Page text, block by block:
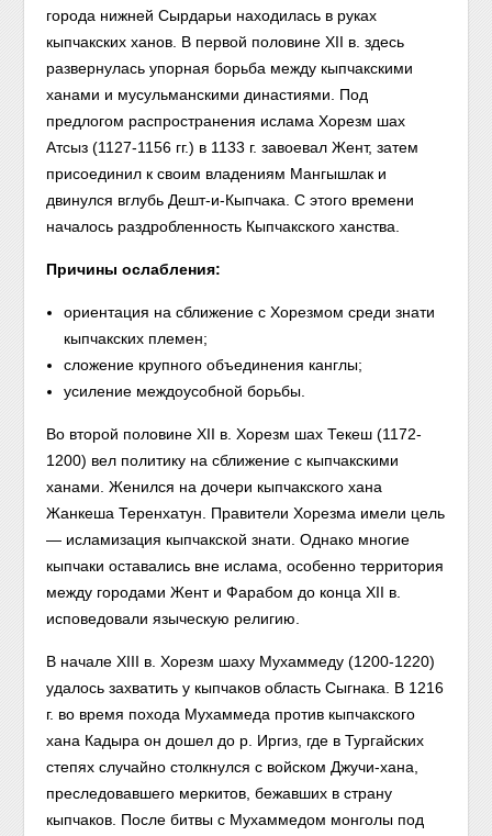
города нижней Сырдарьи находилась в руках
кыпчакских ханов. В первой половине XII в. здесь
развернулась упорная борьба между кыпчакскими
ханами и мусульманскими династиями. Под
предлогом распространения ислама Хорезм шах
Атсыз (1127-1156 гг.) в 1133 г. завоевал Жент, затем
присоединил к своим владениям Мангышлак и
двинулся вглубь Дешт-и-Кыпчака. С этого времени
началось раздробленность Кыпчакского ханства.
Причины ослабления:
ориентация на сближение с Хорезмом среди знати
кыпчакских племен;
сложение крупного объединения канглы;
усиление междоусобной борьбы.
Во второй половине XII в. Хорезм шах Текеш (1172-
1200) вел политику на сближение с кыпчакскими
ханами. Женился на дочери кыпчакского хана
Жанкеша Теренхатун. Правители Хорезма имели цель
— исламизация кыпчакской знати. Однако многие
кыпчаки оставались вне ислама, особенно территория
между городами Жент и Фарабом до конца XII в.
исповедовали языческую религию.
В начале XIII в. Хорезм шаху Мухаммеду (1200-1220)
удалось захватить у кыпчаков область Сыгнака. В 1216
г. во время похода Мухаммеда против кыпчакского
хана Кадыра он дошел до р. Иргиз, где в Тургайских
степях случайно столкнулся с войском Джучи-хана,
преследовавшего меркитов, бежавших в страну
кыпчаков. После битвы с Мухаммедом монголы под